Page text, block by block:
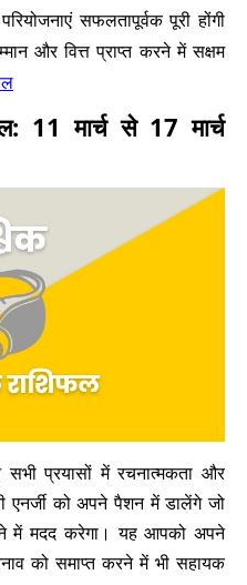
सफलतापूर्वक पूरी होंगी
और वित्त प्राप्त करने में सक्षम
11 मार्च से 17 मार्च
प्रयासों में रचनात्मकता और
एनर्जी को अपने पैशन में डालेंगे जो
में मदद करेगा। यह आपको अपने
को समाप्त करने में भी सहायक